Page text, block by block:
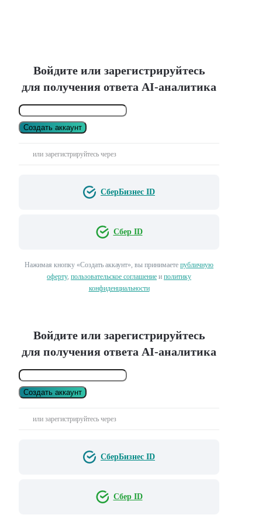
Войдите или зарегистрируйтесь
для получения ответа AI-аналитика
Создать аккаунт
или зарегистрируйтесь через
СберБизнес ID
Сбер ID
Нажимая кнопку «Создать аккаунт», вы принимаете публичную
оферту, пользовательское соглашение и политику
конфиденциальности
Войдите или зарегистрируйтесь
для получения ответа AI-аналитика
Создать аккаунт
или зарегистрируйтесь через
СберБизнес ID
Сбер ID